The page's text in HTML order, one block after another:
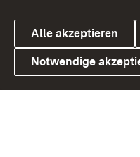
Link zum Landesportal
Alle akzeptieren
Notwendige